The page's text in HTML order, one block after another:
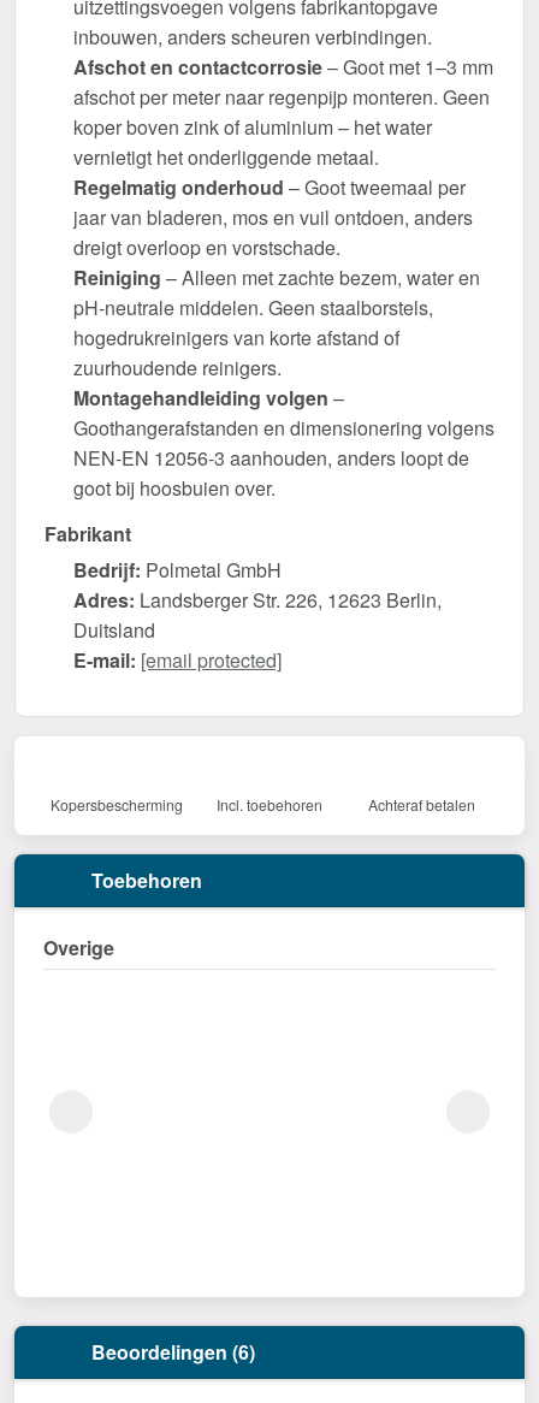
uitzettingsvoegen volgens fabrikantopgave
inbouwen, anders scheuren verbindingen.
Afschot en contactcorrosie– Goot met 1–3 mm
afschot per meter naar regenpijp monteren. Geen
koper boven zink of aluminium – het water
vernietigt het onderliggende metaal.
Regelmatig onderhoud – Goot tweemaal per
jaar van bladeren, mos en vuil ontdoen, anders
dreigt overloop en vorstschade.
Reiniging – Alleen met zachte bezem, water en
pH-neutrale middelen. Geen staalborstels,
hogedrukreinigers van korte afstand of
zuurhoudende reinigers.
Montagehandleiding volgen –
Goothangerafstanden en dimensionering volgens
NEN-EN 12056-3 aanhouden, anders loopt de
goot bij hoosbuien over.
Fabrikant
Bedrijf: Polmetal GmbH
Adres: Landsberger Str. 226, 12623 Berlin,
Duitsland
E-mail: [email protected]
Kopersbescherming Incl. toebehoren Achteraf betalen
Toebehoren
Overige
Beoordelingen (6)